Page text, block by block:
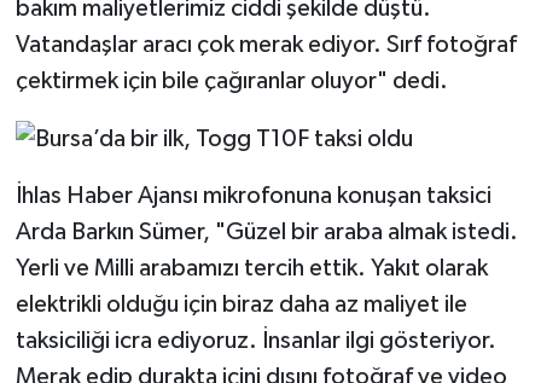
bakım maliyetlerimiz ciddi şekilde düştü.
Vatandaşlar aracı çok merak ediyor. Sırf fotoğraf
çektirmek için bile çağıranlar oluyor" dedi.
İhlas Haber Ajansı mikrofonuna konuşan taksici
Arda Barkın Sümer, "Güzel bir araba almak istedi.
Yerli ve Milli arabamızı tercih ettik. Yakıt olarak
elektrikli olduğu için biraz daha az maliyet ile
taksiciliği icra ediyoruz. İnsanlar ilgi gösteriyor.
Merak edip durakta içini dışını fotoğraf ve video